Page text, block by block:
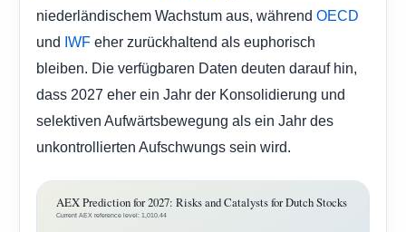
niederländischem Wachstum aus, während OECD
und IWF eher zurückhaltend als euphorisch
bleiben. Die verfügbaren Daten deuten darauf hin,
dass 2027 eher ein Jahr der Konsolidierung und
selektiven Aufwärtsbewegung als ein Jahr des
unkontrollierten Aufschwungs sein wird.